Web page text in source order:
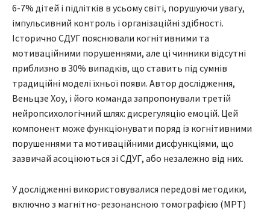
6-7% дітей і підлітків в усьому світі, порушуючи увагу,
імпульсивний контроль і організаційні здібності.
Історично СДУГ пояснювали когнітивними та
мотиваційними порушеннями, але ці чинники відсутні
приблизно в 30% випадків, що ставить під сумнів
традиційні моделі їхньої появи. Автор дослідження,
Веньцзе Хоу, і його команда запропонували третій
нейропсихологічний шлях: дисрегуляцію емоцій. Цей
компонент може функціонувати поряд із когнітивними
порушеннями та мотиваційними дисфункціями, що
зазвичай асоціюються зі СДУГ, або незалежно від них.
У дослідженні використовувалися передові методики,
включно з магнітно-резонансною томографією (МРТ)